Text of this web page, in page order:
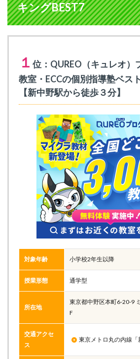
キングBEST7
１ 位：QUREO（キュレオ）
教室・ECCの個別指導塾ベス
【新中野駅から徒歩３分】
対象年齢 小学校2年生以降
授業形態 通学型
所在地
東京都中野区本町6-20-9
F
交通アクセ
ス
東京メトロ丸の内線